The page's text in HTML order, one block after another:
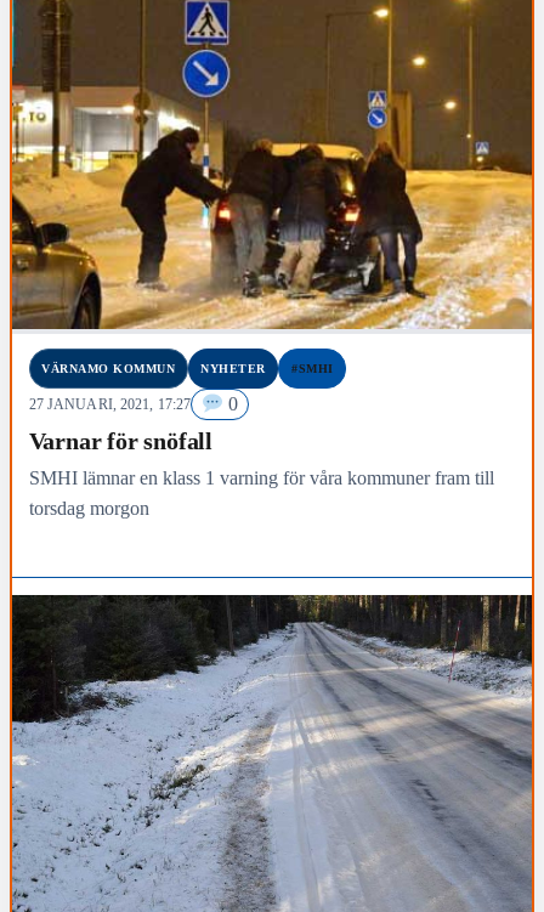
VÄRNAMO KOMMUN NYHETER #SMHI
27 JANUARI, 2021, 17:27 0
Varnar för snöfall
SMHI lämnar en klass 1 varning för våra kommuner fram till
torsdag morgon